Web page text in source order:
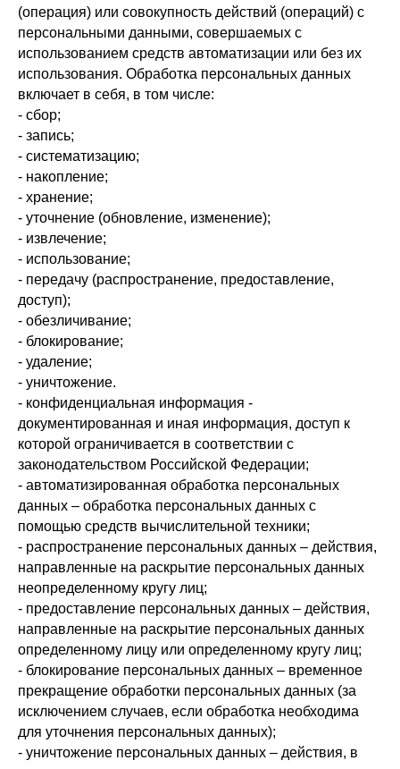
(операция) или совокупность действий (операций) с
персональными данными, совершаемых с
использованием средств автоматизации или без их
использования. Обработка персональных данных
включает в себя, в том числе:
- сбор;
- запись;
- систематизацию;
- накопление;
- хранение;
- уточнение (обновление, изменение);
- извлечение;
- использование;
- передачу (распространение, предоставление,
доступ);
- обезличивание;
- блокирование;
- удаление;
- уничтожение.
- конфиденциальная информация -
документированная и иная информация, доступ к
которой ограничивается в соответствии с
законодательством Российской Федерации;
- автоматизированная обработка персональных
данных – обработка персональных данных с
помощью средств вычислительной техники;
- распространение персональных данных – действия,
направленные на раскрытие персональных данных
неопределенному кругу лиц;
- предоставление персональных данных – действия,
направленные на раскрытие персональных данных
определенному лицу или определенному кругу лиц;
- блокирование персональных данных – временное
прекращение обработки персональных данных (за
исключением случаев, если обработка необходима
для уточнения персональных данных);
- уничтожение персональных данных – действия, в